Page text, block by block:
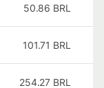
50.86 BRL
101.71 BRL
254.27 BRL